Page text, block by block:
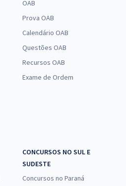
OAB
Prova OAB
Calendário OAB
Questões OAB
Recursos OAB
Exame de Ordem
CONCURSOS NO SUL E
SUDESTE
Concursos no Paraná